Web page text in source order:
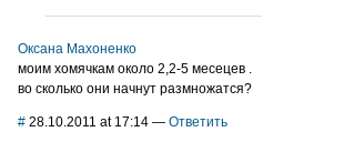
Оксана Махоненко
моим хомячкам около 2,2-5 месецев .
во сколько они начнут размножатся?
# 28.10.2011 at 17:14 — Ответить